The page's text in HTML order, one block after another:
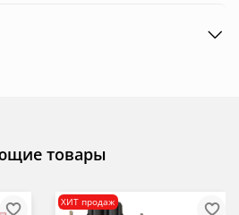
товары
ХИТ продаж